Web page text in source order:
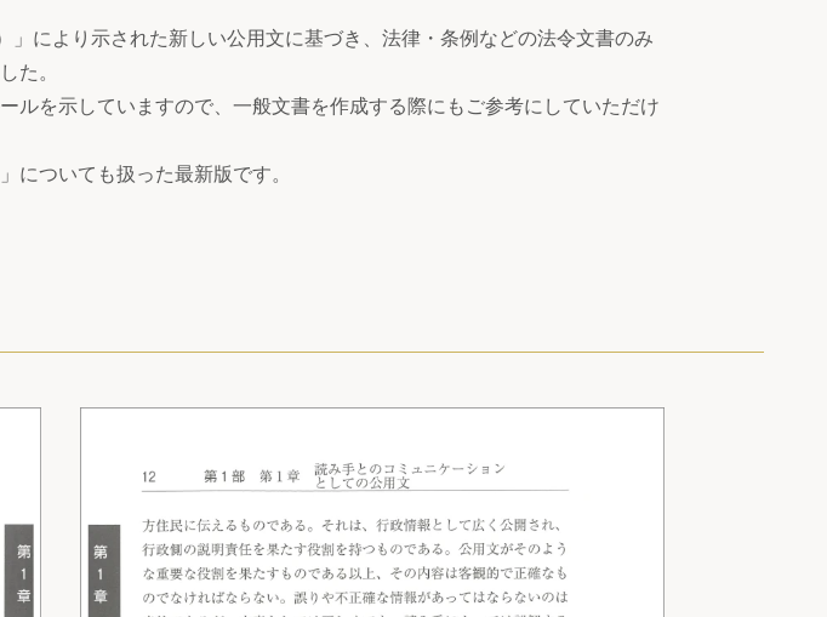
により示された新しい公用文に基づき、法律・条例などの法令文書のみ
た。
を示していますので、一般文書を作成する際にもご参考にしていただけ
ついても扱った最新版です。